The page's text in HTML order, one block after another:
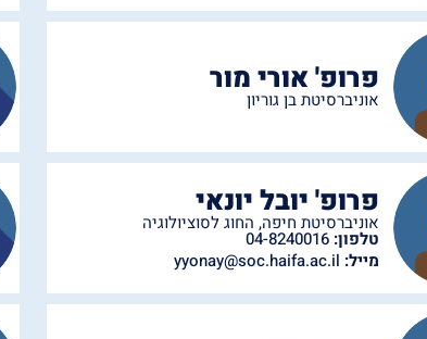
פרופ' אורי מור
אוניברסיטת בן גוריון
פרופ' יובל יונאי
אוניברסיטת חיפה, החוג לסוציולוגיה
טלפון:
מייל: yyonay@soc.haifa.ac.il